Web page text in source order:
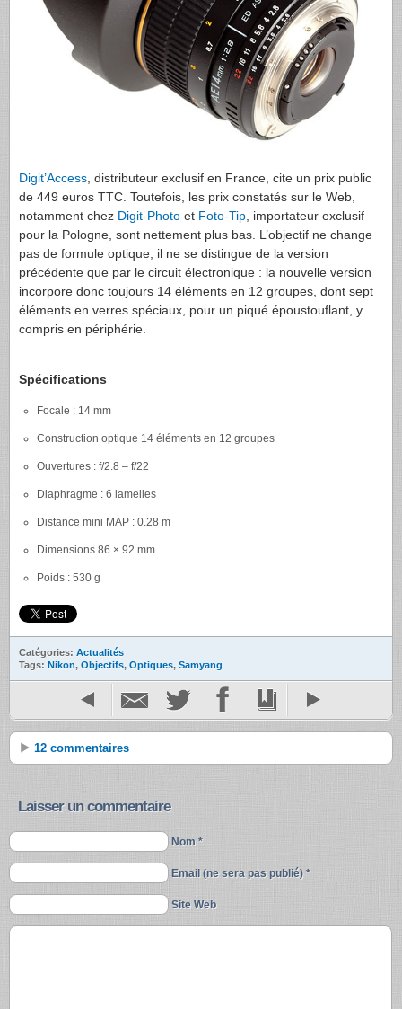
Digit’Access , distributeur exclusif en France, cite un prix public
de 449 euros TTC . Toutefois, les prix constatés sur le Web,
notamment chez Digit-Photo et Foto-Tip , importateur exclusif
pour la Pologne, sont nettement plus bas. L’objectif ne change
pas de formule optique, il ne se distingue de la version
précédente que par le circuit électronique : la nouvelle version
incorpore donc toujours 14 éléments en 12 groupes, dont sept
éléments en verres spéciaux, pour un piqué époustouflant, y
compris en périphérie.
Spécifications
Focale : 14 mm
Construction optique 14 éléments en 12 groupes
Ouvertures : f/2.8 – f/22
Diaphragme : 6 lamelles
Distance mini MAP : 0.28 m
Dimensions 86 × 92 mm
Poids : 530 g
Catégories: Actualités
Tags: Nikon, Objectifs, Optiques, Samyang
12 commentaires
Laisser un commentaire
Nom *
Email (ne sera pas publié) *
Site Web